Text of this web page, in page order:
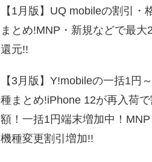
【1月版】UQ mobileの割引・
まとめ!MNP・新規などで最大
還元!!
【3月版】Y!mobileの一括1円
種まとめ!iPhone 12が再入荷
額！一括1円端末増加中！MNP
機種変更割引増加!!